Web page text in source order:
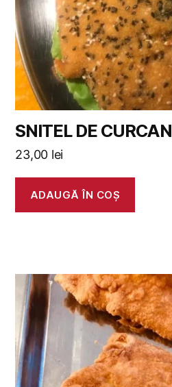
SNITEL DE CURCAN
23,00 lei
ADAUGĂ ÎN COȘ